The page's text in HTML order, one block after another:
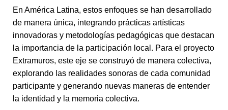
En América Latina, estos enfoques se han desarrollado
de manera única, integrando prácticas artísticas
innovadoras y metodologías pedagógicas que destacan
la importancia de la participación local. Para el proyecto
Extramuros, este eje se construyó de manera colectiva,
explorando las realidades sonoras de cada comunidad
participante y generando nuevas maneras de entender
la identidad y la memoria colectiva.